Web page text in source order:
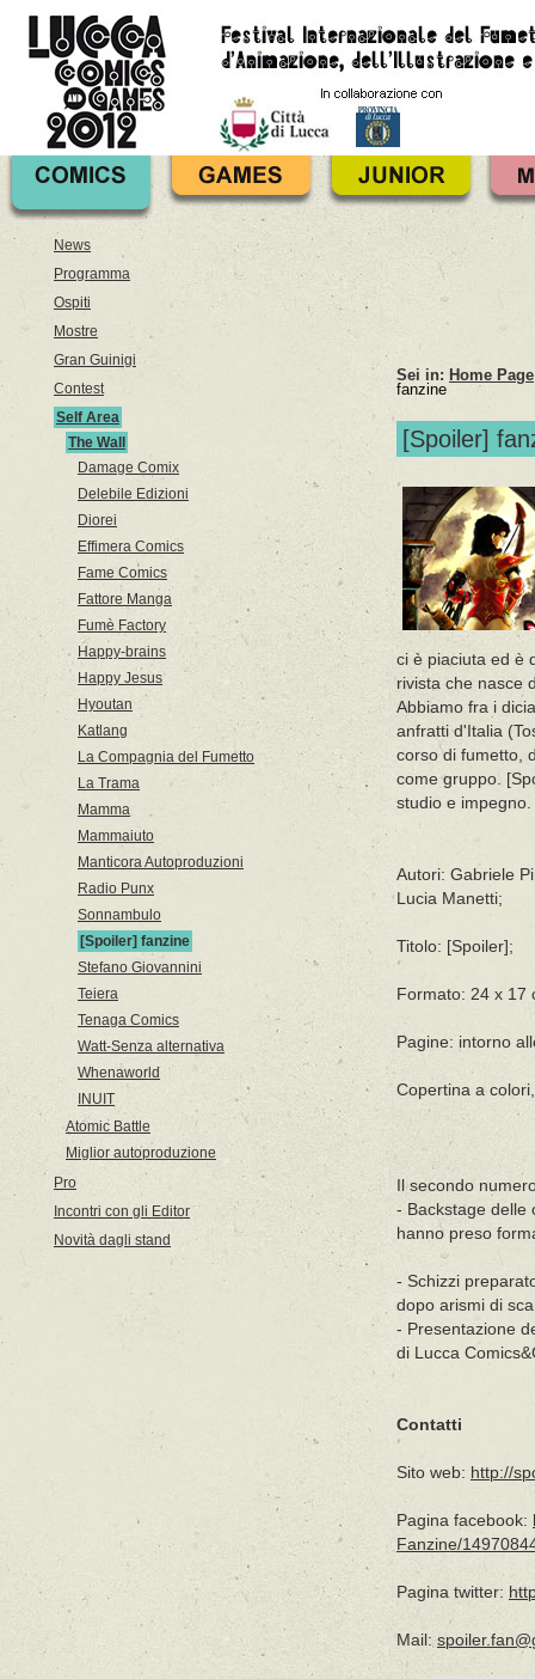
News
Programma
Ospiti
Mostre
Gran Guinigi
Contest
Self Area
The Wall
Damage Comix
Delebile Edizioni
Diorei
Effimera Comics
Fame Comics
Fattore Manga
Fumè Factory
Happy-brains
Happy Jesus
Hyoutan
Katlang
La Compagnia del Fumetto
La Trama
Mamma
Mammaiuto
Manticora Autoproduzioni
Radio Punx
Sonnambulo
[Spoiler] fanzine
Stefano Giovannini
Teiera
Tenaga Comics
Watt-Senza alternativa
Whenaworld
INUIT
Atomic Battle
Miglior autoproduzione
Pro
Incontri con gli Editor
Novità dagli stand
Sei in: Home Page
fanzine
[Spoiler]
ci è piaciuta ed è
rivista che nasce
Abbiamo fra i
anfratti d'Italia
corso di fumetto,
come gruppo.
studio e impegno.
Autori: Gabriele
Lucia Manetti;
Titolo: [Spoiler];
Formato: 24 x 17
Pagine: intorno
Copertina a
Il secondo
- Backstage delle
hanno preso
- Schizzi
dopo arismi di
- Presentazione
di Lucca
Contatti
Sito web: http://
Pagina facebook:
Fanzine/
Pagina twitter:
Mail: